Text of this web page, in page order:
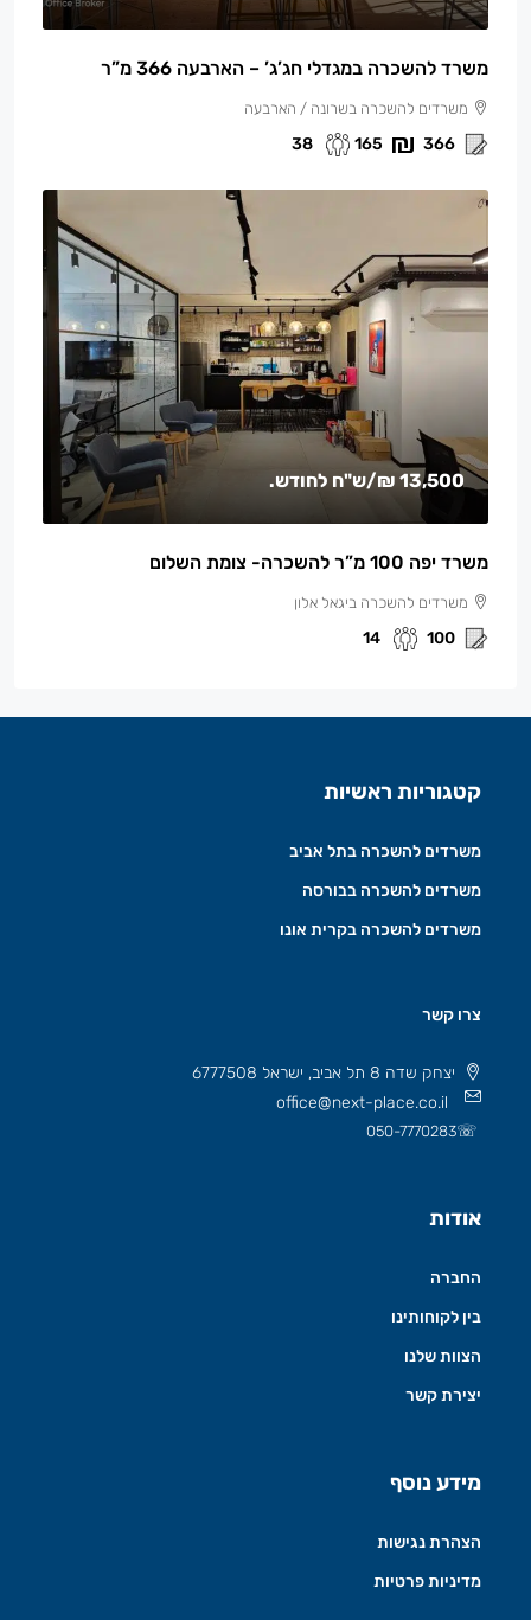
משרד להשכרה במגדלי חג’ג’ – הארבעה 366 מ”ר
משרדים להשכרה בשרונה / הארבעה
366
165
38
13,500 ₪ /ש"ח לחודש.
משרד יפה 100 מ”ר להשכרה- צומת השלום
משרדים להשכרה ביגאל אלון
100
14
קטגוריות ראשיות
משרדים להשכרה בתל אביב
משרדים להשכרה בבורסה
משרדים להשכרה בקרית אונו
צרו קשר
יצחק שדה 8 תל אביב, ישראל 6777508
office@next-place.co.il
☏
050-7770283
אודות
החברה
בין לקוחותינו
הצוות שלנו
יצירת קשר
מידע נוסף
הצהרת נגישות
מדיניות פרטיות